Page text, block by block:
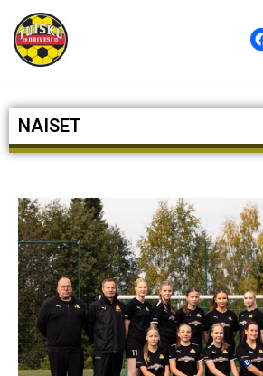
Siirry
suoraan
NAISET